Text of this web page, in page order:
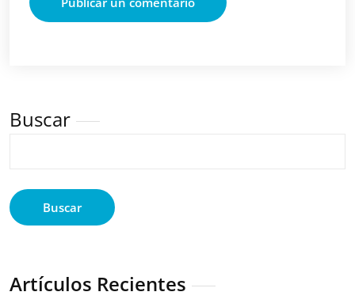
Buscar
Buscar
Artículos Recientes